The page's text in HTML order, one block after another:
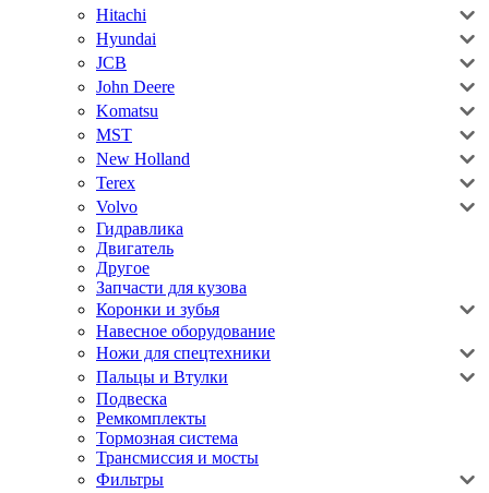
Hitachi
Hyundai
JCB
John Deere
Komatsu
MST
New Holland
Terex
Volvo
Гидравлика
Двигатель
Другое
Запчасти для кузова
Коронки и зубья
Навесное оборудование
Ножи для спецтехники
Пальцы и Втулки
Подвеска
Ремкомплекты
Тормозная система
Трансмиссия и мосты
Фильтры